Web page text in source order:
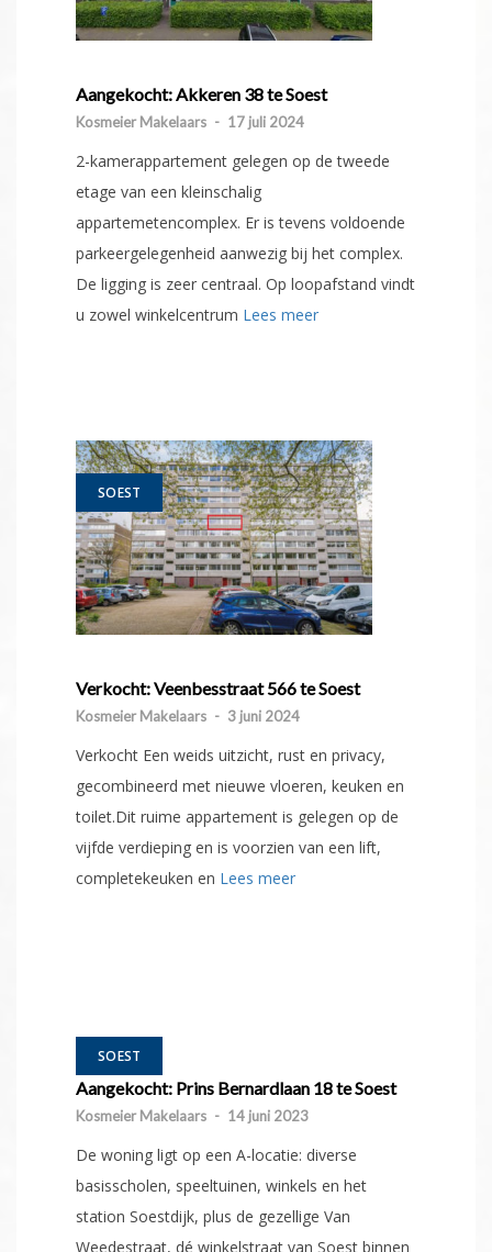
Aangekocht: Akkeren 38 te Soest
Kosmeier Makelaars - 17 juli 2024
2-kamerappartement gelegen op de tweede
etage van een kleinschalig
appartemetencomplex. Er is tevens voldoende
parkeergelegenheid aanwezig bij het complex.
De ligging is zeer centraal. Op loopafstand vindt
u zowel winkelcentrum Lees meer
SOEST
Verkocht: Veenbesstraat 566 te Soest
Kosmeier Makelaars - 3 juni 2024
Verkocht Een weids uitzicht, rust en privacy,
gecombineerd met nieuwe vloeren, keuken en
toilet.Dit ruime appartement is gelegen op de
vijfde verdieping en is voorzien van een lift,
completekeuken en Lees meer
SOEST
Aangekocht: Prins Bernardlaan 18 te Soest
Kosmeier Makelaars - 14 juni 2023
De woning ligt op een A-locatie: diverse
basisscholen, speeltuinen, winkels en het
station Soestdijk, plus de gezellige Van
Weedestraat, dé winkelstraat van Soest binnen